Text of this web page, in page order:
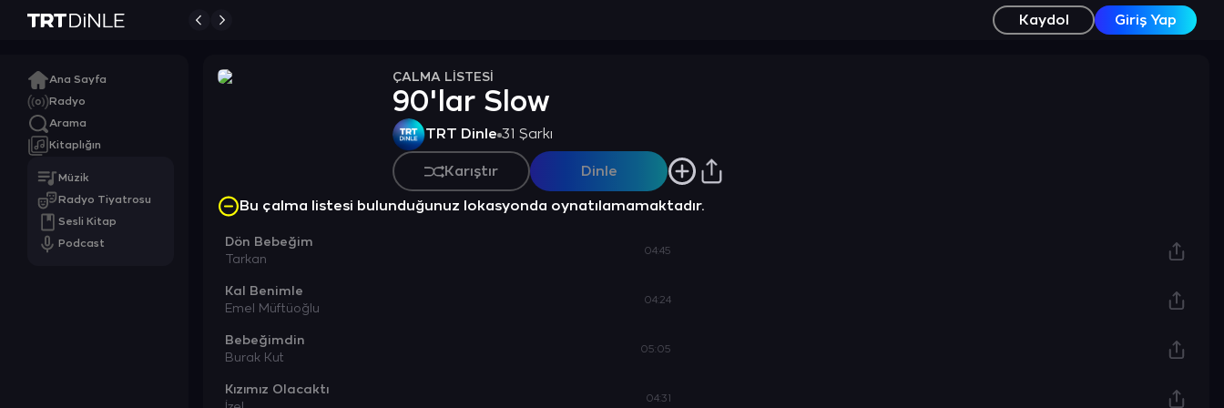
Kaydol Giriş Yap
Ana Sayfa
Radyo
Arama
Kitaplığın
Müzik
Radyo Tiyatrosu
Sesli Kitap
Podcast
ÇALMA LİSTESİ
90'lar Slow
TRT Dinle 31 Şarkı
Karıştır Dinle
Bu çalma listesi bulunduğunuz lokasyonda oynatılamamaktadır.
Dön Bebeğim
Tarkan
04:45
Kal Benimle
Emel Müftüoğlu
04:24
Bebeğimdin
Burak Kut
05:05
Kızımız Olacaktı
04:31